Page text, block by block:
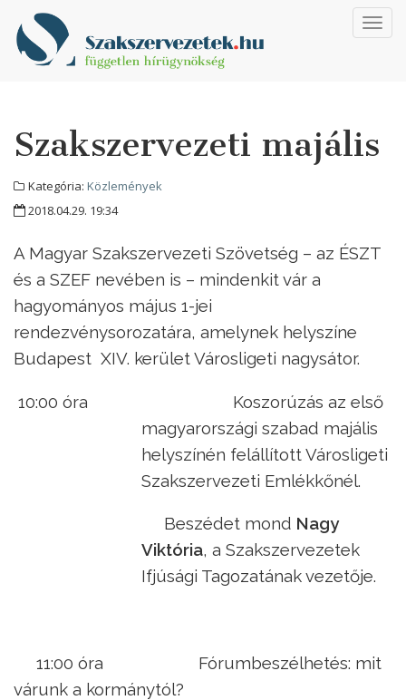
Szakszervezeti majális
Kategória: Közlemények
2018.04.29. 19:34
A Magyar Szakszervezeti Szövetség – az ÉSZT
és a SZEF nevében is – mindenkit vár a
hagyományos május 1-jei
rendezvénysorozatára, amelynek helyszíne
Budapest XIV. kerület Városligeti nagysátor.
10:00 óra
Koszorúzás az első
magyarországi szabad majális
helyszínén felállított Városligeti
Szakszervezeti Emlékkőnél.
Beszédet mond Nagy
Viktória, a Szakszervezetek
Ifjúsági Tagozatának vezetője.
11:00 óra
Fórumbeszélhetés: mit
várunk a kormánytól?